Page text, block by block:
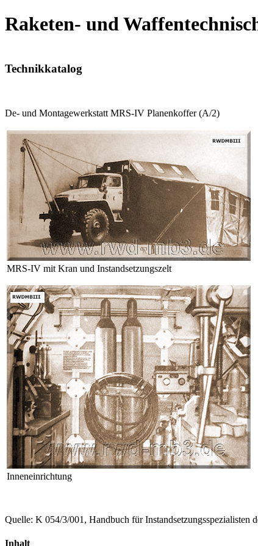
Raketen- und
Technikkatalog
De- und Montagewerkstatt MRS-IV Planenkoffer (A/2)
MRS-IV mit Kran und Instandsetzungszelt
Inneneinrichtung
Quelle: K 054/3/001, Handbuch für Instandsetzungsspezialisten
Inhalt